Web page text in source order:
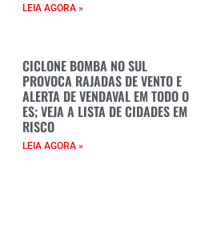
LEIA AGORA »
CICLONE BOMBA NO SUL
PROVOCA RAJADAS DE VENTO E
ALERTA DE VENDAVAL EM TODO O
ES; VEJA A LISTA DE CIDADES EM
RISCO
LEIA AGORA »